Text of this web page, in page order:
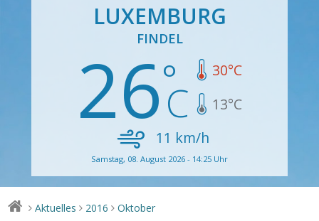
LUXEMBURG
FINDEL
26 30°C
13°C
11 km/h
Samstag, 08. August 2026 - 14:25 Uhr
> Aktuelles > 2016 > Oktober